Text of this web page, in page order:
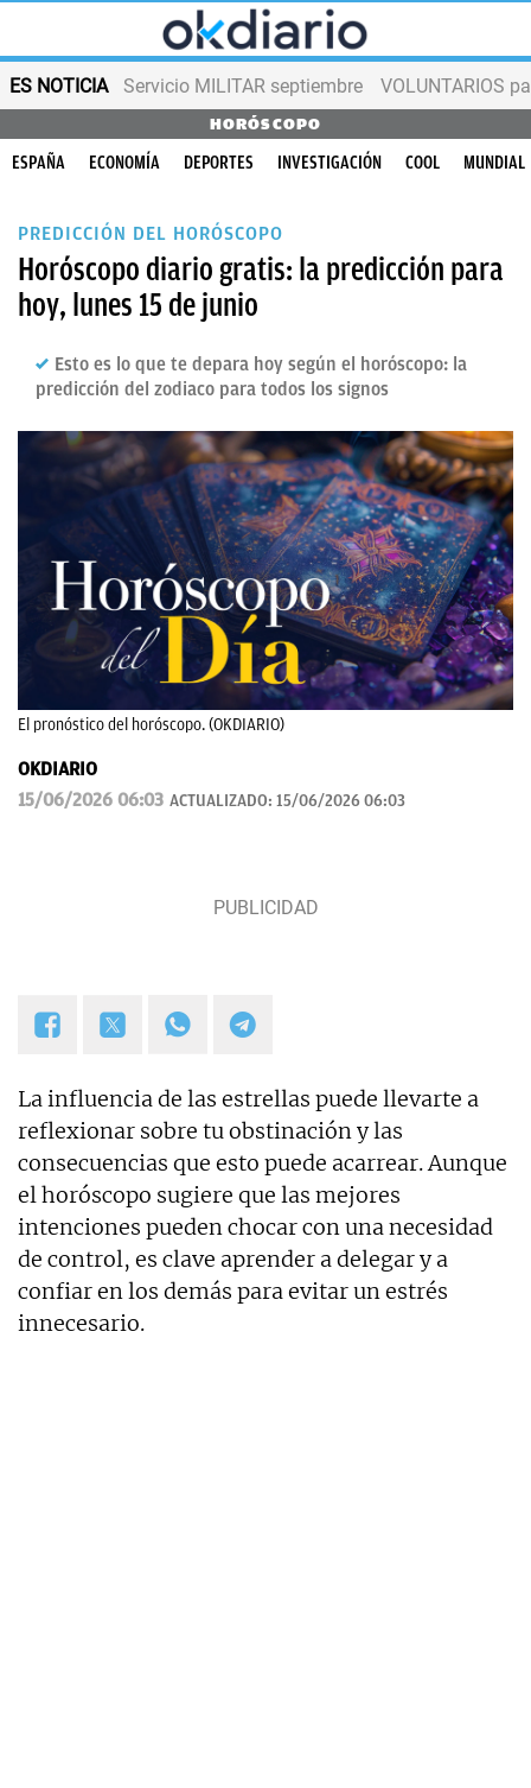
ES NOTICIA Servicio MILITAR septiembre VOLUNTARIOS
HORÓSCOPO
ESPAÑA ECONOMÍA DEPORTES INVESTIGACIÓN COOL MUNDIAL
PREDICCIÓN DEL HORÓSCOPO
Horóscopo diario gratis: la predicción para
hoy, lunes 15 de junio
Esto es lo que te depara hoy según el horóscopo: la
predicción del zodiaco para todos los signos
El pronóstico del horóscopo. (OKDIARIO)
OKDIARIO
15/06/2026 06:03 ACTUALIZADO: 15/06/2026 06:03
La influencia de las estrellas puede llevarte a
reflexionar sobre tu obstinación y las
consecuencias que esto puede acarrear. Aunque
el horóscopo sugiere que las mejores
intenciones pueden chocar con una necesidad
de control, es clave aprender a delegar y a
confiar en los demás para evitar un estrés
innecesario.